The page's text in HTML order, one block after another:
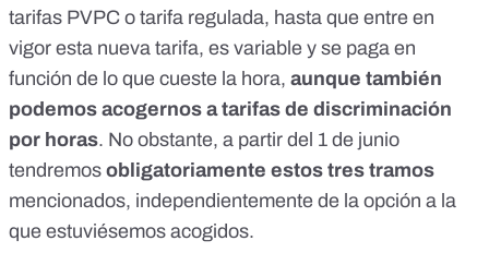
tarifas PVPC o tarifa regulada, hasta que entre en
vigor esta nueva tarifa, es variable y se paga en
función de lo que cueste la hora, aunque también
podemos acogernos a tarifas de discriminación
por horas. No obstante, a partir del 1 de junio
tendremos obligatoriamente estos tres tramos
mencionados, independientemente de la opción a la
que estuviésemos acogidos.